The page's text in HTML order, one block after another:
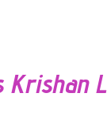
Krishan